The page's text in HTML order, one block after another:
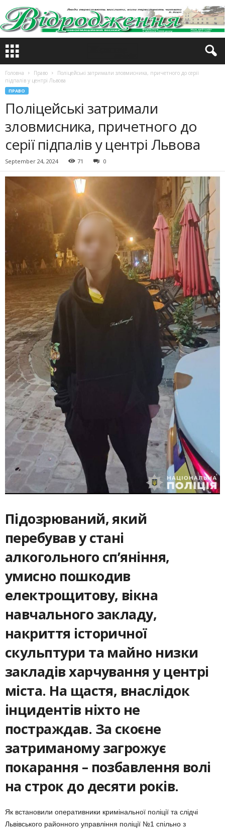
Головна Право
Поліцейські затримали зловмисника, причетного до серії
підпалів у центрі Львова
ПРАВО
Поліцейські затримали
зловмисника, причетного до
серії підпалів у центрі Львова
September 24, 2024 71 0
Підозрюваний, який
перебував у стані
алкогольного сп’яніння,
умисно пошкодив
електрощитову, вікна
навчального закладу,
накриття історичної
скульптури та майно низки
закладів харчування у центрі
міста. На щастя, внаслідок
інцидентів ніхто не
постраждав. За скоєне
затриманому загрожує
покарання – позбавлення волі
на строк до десяти років.
Як встановили оперативники кримінальної поліції та слідчі
Львівського районного управління поліції №1 спільно з